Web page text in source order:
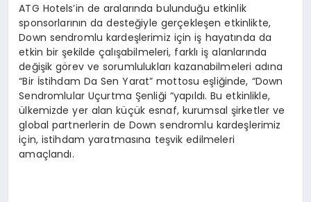
ATG Hotels’in de aralarında bulunduğu etkinlik
sponsorlarının da desteğiyle gerçekleşen etkinlikte,
Down sendromlu kardeşlerimiz için iş hayatında da
etkin bir şekilde çalışabilmeleri, farklı iş alanlarında
değişik görev ve sorumlulukları kazanabilmeleri adına
“Bir İstihdam Da Sen Yarat” mottosu eşliğinde, “Down
Sendromlular Uçurtma Şenliği “yapıldı. Bu etkinlikle,
ülkemizde yer alan küçük esnaf, kurumsal şirketler ve
global partnerlerin de Down sendromlu kardeşlerimiz
için, istihdam yaratmasına teşvik edilmeleri
amaçlandı.